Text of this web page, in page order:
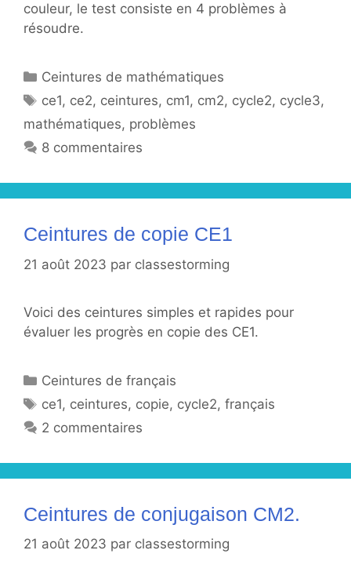
couleur, le test consiste en 4 problèmes à
résoudre.
Catégories
Ceintures de mathématiques
Étiquettes
ce1, ce2, ceintures, cm1, cm2, cycle2, cycle3,
mathématiques, problèmes
8 commentaires
Ceintures de copie CE1
21 août 2023 par classestorming
Voici des ceintures simples et rapides pour
évaluer les progrès en copie des CE1.
Catégories
Ceintures de français
Étiquettes
ce1, ceintures, copie, cycle2,français
2 commentaires
Ceintures de conjugaison CM2.
21 août 2023 par classestorming